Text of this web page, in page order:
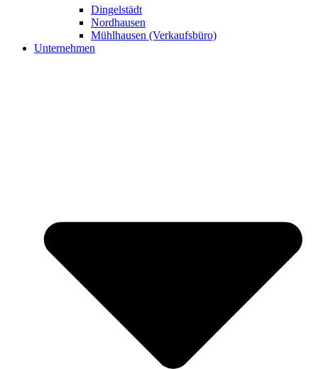
Dingelstädt
Nordhausen
Mühlhausen (Verkaufsbüro)
Unternehmen